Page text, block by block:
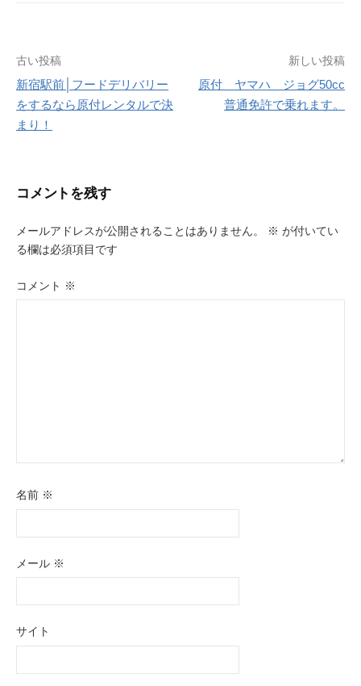
投
稿
ナ
シ
ン
古い投稿
新宿駅前│フードデリバリー
をするなら原付レンタルで決
まり！
新しい投稿
原付 ヤマハ ジョグ50cc
普通免許で乗れます。
コメントを残す
メールアドレスが公開されることはありません。 ※ が付いてい
る欄は必須項目です
コメント ※
名前 ※
メール ※
サイト